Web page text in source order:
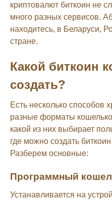
криптовалют биткоин не
много разных сервисов.
находитесь, в Беларуси,
стране.
Какой биткоин
создать?
Есть несколько способов
разные форматы
какой из них выбирает
где можно создать
Разберем основные:
Программный
Устанавливается на